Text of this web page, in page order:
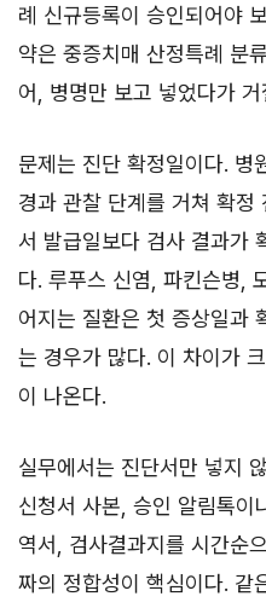
례 신규등록이 승인되어야
약은 중증치매 산정특례 분
어, 병명만 보고 넣었다가
문제는 진단 확정일이다. 병
경과 관찰 단계를 거쳐 확정
서 발급일보다 검사 결과가
다. 루푸스 신염, 파킨슨병,
어지는 질환은 첫 증상일과
는 경우가 많다. 이 차이가
이 나온다.
실무에서는 진단서만 넣지
신청서 사본, 승인 알림톡이
역서, 검사결과지를 시간순
짜의 정합성이 핵심이다. 같